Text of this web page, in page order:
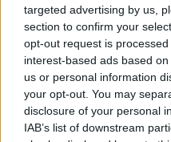
targeted advertising by us,
section to confirm your
opt-out request is
interest-based ads based
us or personal information
your opt-out. You may
disclosure of your personal
IAB’s list of downstream